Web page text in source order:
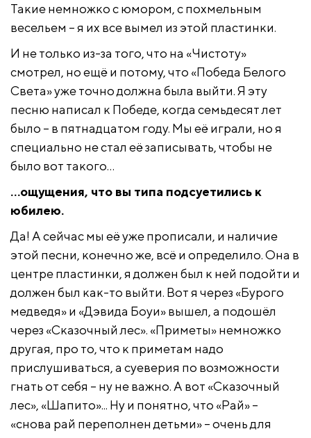
Такие немножко с юмором, с похмельным
весельем – я их все вымел из этой пластинки.
И не только из-за того, что на «Чистоту»
смотрел, но ещё и потому, что «Победа Белого
Света» уже точно должна была выйти. Я эту
песню написал к Победе, когда семьдесят лет
было – в пятнадцатом году. Мы её играли, но я
специально не стал её записывать, чтобы не
было вот такого…
…ощущения, что вы типа подсуетились к
юбилею.
Да! А сейчас мы её уже прописали, и наличие
этой песни, конечно же, всё и определило. Она в
центре пластинки, я должен был к ней подойти и
должен был как-то выйти. Вот я через «Бурого
медведя» и «Дэвида Боуи» вышел, а подошёл
через «Сказочный лес». «Приметы» немножко
другая, про то, что к приметам надо
прислушиваться, а суеверия по возможности
гнать от себя – ну не важно. А вот «Сказочный
лес», «Шапито»... Ну и понятно, что «Рай» –
«снова рай переполнен детьми» – очень для